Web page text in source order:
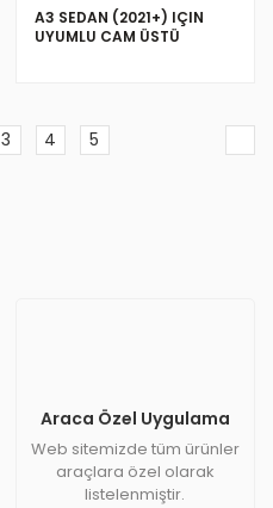
A3 SEDAN (2021+) IÇIN
UYUMLU CAM ÜSTÜ
3 4 5
Araca Özel Uygulama
Web sitemizde tüm ürünler
araçlara özel olarak
listelenmiştir.